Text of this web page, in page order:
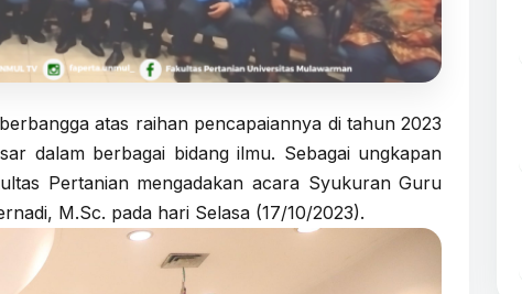
atas raihan pencapaiannya di tahun 2023
dalam berbagai bidang ilmu. Sebagai ungkapan
Pertanian mengadakan acara Syukuran Guru
M.Sc. pada hari Selasa (17/10/2023).